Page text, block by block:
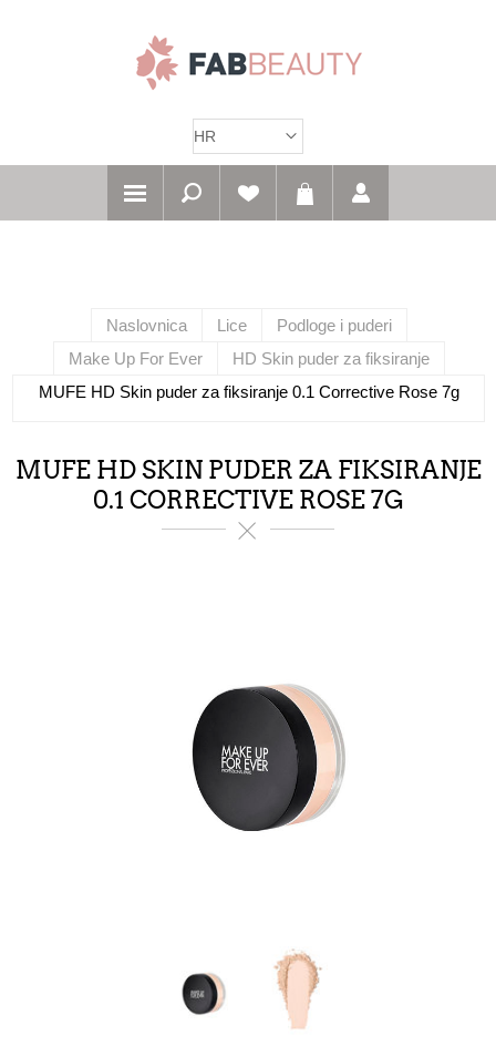
Naslovnica Lice
Podloge i puderi
Make Up For Ever
HD Skin puder za fiksiranje
MUFE HD Skin puder za fiksiranje 0.1 Corrective Rose 7g
MUFE HD SKIN PUDER ZA FIKSIRANJE
0.1 CORRECTIVE ROSE 7G